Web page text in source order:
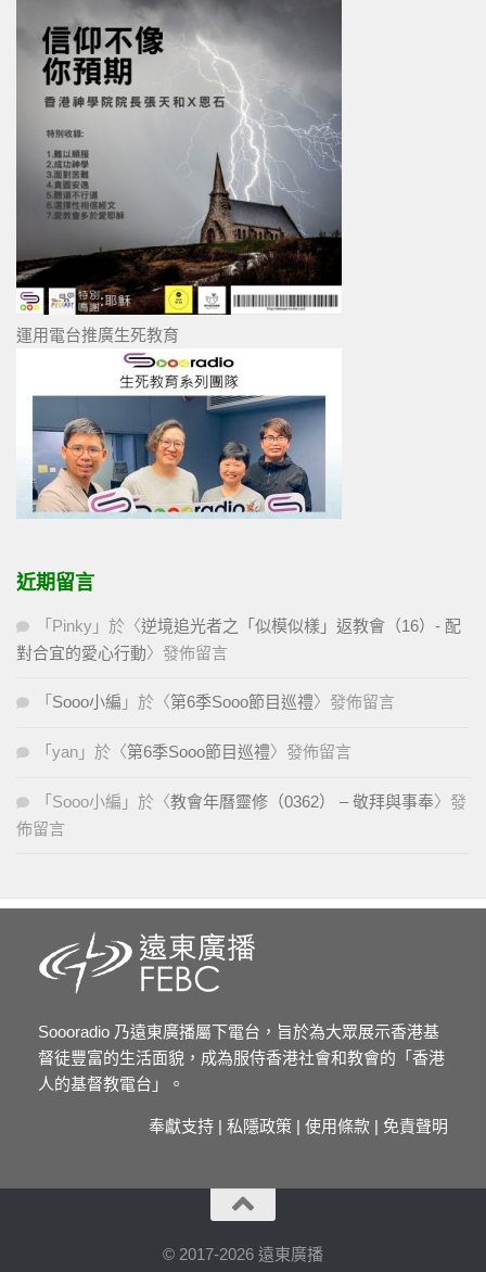
運用電台推廣生死教育
近期留言
「 Pinky 」於〈逆境追光者之「似模似樣」返教會（16）- 配
對合宜的愛心行動〉發佈留言
「 Sooo小編 」於〈第6季Sooo節目巡禮〉發佈留言
「 yan 」於〈第6季Sooo節目巡禮〉發佈留言
「 Sooo小編 」於〈教會年曆靈修（0362） – 敬拜與事奉〉發
佈留言
Soooradio 乃遠東廣播屬下電台，旨於為大眾展示香港基
督徒豐富的生活面貌，成為服侍香港社會和教會的「香港
人的基督教電台」。
奉獻支持 | 私隱政策 | 使用條款 | 免責聲明
© 2017-2026 遠東廣播